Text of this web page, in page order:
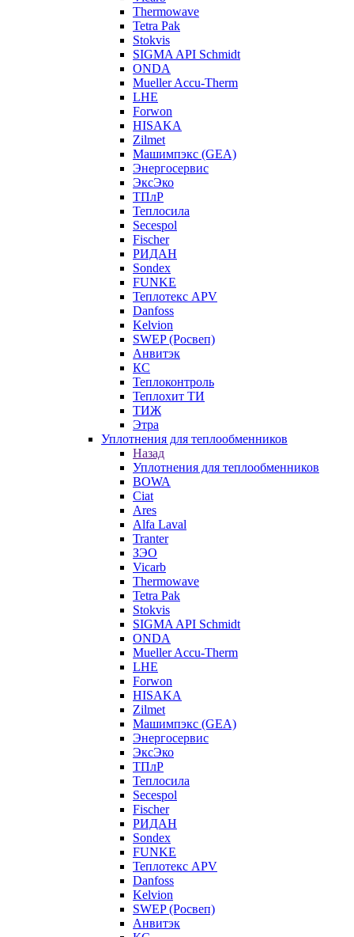
Thermowave
Tetra Pak
Stokvis
SIGMA API Schmidt
ONDA
Mueller Accu-Therm
LHE
Forwon
HISAKA
Zilmet
Машимпэкс (GEA)
Энергосервис
ЭксЭко
ТПлР
Теплосила
Secespol
Fischer
РИДАН
Sondex
FUNKE
Теплотекс APV
Danfoss
Kelvion
SWEP (Росвеп)
Анвитэк
КС
Теплоконтроль
Теплохит ТИ
ТИЖ
Этра
Уплотнения для теплообменников
Назад
Уплотнения для теплообменников
BOWA
Ciat
Ares
Alfa Laval
Tranter
ЗЭО
Vicarb
Thermowave
Tetra Pak
Stokvis
SIGMA API Schmidt
ONDA
Mueller Accu-Therm
LHE
Forwon
HISAKA
Zilmet
Машимпэкс (GEA)
Энергосервис
ЭксЭко
ТПлР
Теплосила
Secespol
Fischer
РИДАН
Sondex
FUNKE
Теплотекс APV
Danfoss
Kelvion
SWEP (Росвеп)
Анвитэк